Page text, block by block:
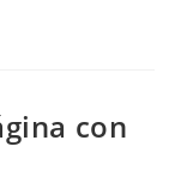
con